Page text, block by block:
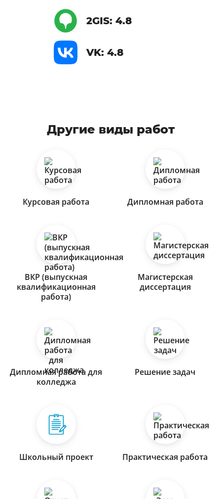
2GIS: 4.8
VK: 4.8
Другие виды работ
Курсовая работа Дипломная работа
ВКР (выпускная
квалификационная
работа)
Магистерская
диссертация
Дипломная работа для
колледжа
Решение задач
Школьный проект Практическая работа